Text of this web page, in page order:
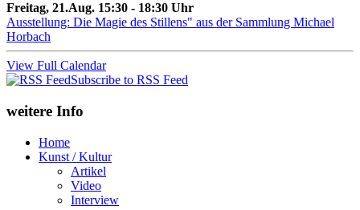
Freitag, 21.Aug. 15:30 - 18:30 Uhr
Ausstellung: Die Magie des Stillens" aus der Sammlung Michael
Horbach
View Full Calendar
Subscribe to RSS Feed
weitere Info
Home
Kunst / Kultur
Artikel
Video
Interview